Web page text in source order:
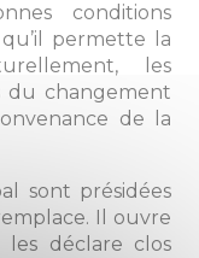
conditions
permette la
les
du changement
de la
sont présidées
Il ouvre
les déclare clos